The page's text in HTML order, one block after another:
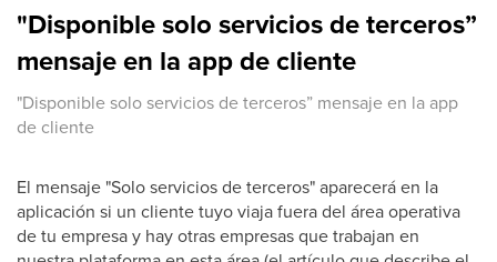
"Disponible solo servicios de terceros”
mensaje en la app de cliente
"Disponible solo servicios de terceros” mensaje en la app
de cliente
El mensaje "Solo servicios de terceros" aparecerá en la
aplicación si un cliente tuyo viaja fuera del área operativa
de tu empresa y hay otras empresas que trabajan en